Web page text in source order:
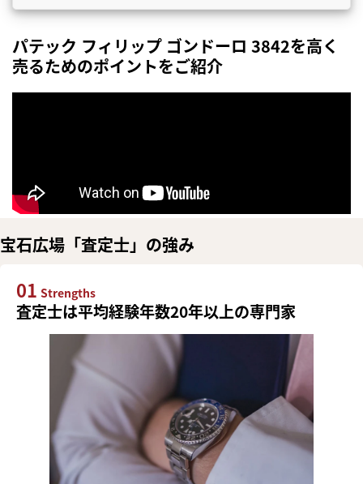
パテック フィリップ ゴンドーロ 3842を高く
売るためのポイントをご紹介
宝石広場「査定士」の強み
01 Strengths
査定士は平均経験年数20年以上の専門家